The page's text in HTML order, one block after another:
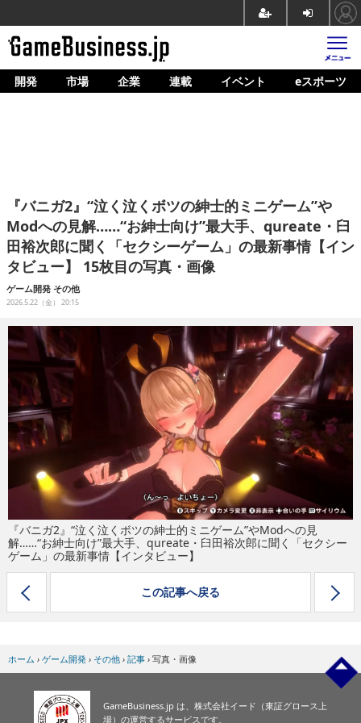
ホーム
企業動向
人材育成
イベント/セミナー
eスポーツ
開発 市場 企業 連載 イベント eスポーツ
『バニガ2』“泣く泣くボツの紳士的ミニゲーム”や
Modへの見解……“お紳士向け”最大手、qureate・臼
田裕次郎に聞く「セクシーゲーム」の最新事情【イン
タビュー】 15枚目の写真・画像
ゲーム開発 その他
2026.5.22（金） 20:15
『バニガ2』“泣く泣くボツの紳士的ミニゲーム”やModへの見
解……“お紳士向け”最大手、qureate・臼田裕次郎に聞く「セクシー
ゲーム」の最新事情【インタビュー】
この記事へ戻る
ホーム › ゲーム開発 › その他 › 記事 › 写真・画像
GameBusiness.jp は、株式会社イード（東証グロース上
場）の運営するサービスです。